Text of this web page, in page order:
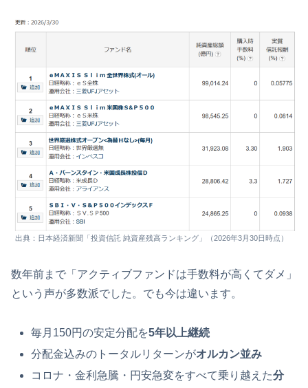
出典：日本経済新聞「投資信託 純資産残高ランキング」（2026年3月30日時点）
数年前まで「アクティブファンドは手数料が高くてダメ」
という声が多数派でした。でも今は違います。
毎月150円の安定分配を5年以上継続
分配金込みのトータルリターンがオルカン並み
コロナ・金利急騰・円安急変をすべて乗り越えた分